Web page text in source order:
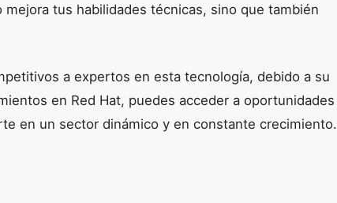
tus habilidades técnicas, sino que también
a expertos en esta tecnología, debido a su
en Red Hat, puedes acceder a oportunidades
en un sector dinámico y en constante crecimiento.